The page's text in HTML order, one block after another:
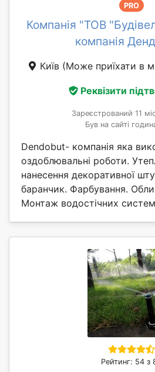
PRO
Компанія "ТОВ
компанія
Київ (Може приїхати в
Реквізити
Зареєстрований 11
Був на сайті
Dendobut- компанія яка
оздоблювальні роботи.
нанесення декоративної
баранчик. Фарбування.
Монтаж водостічних
Рейтинг: 54 з